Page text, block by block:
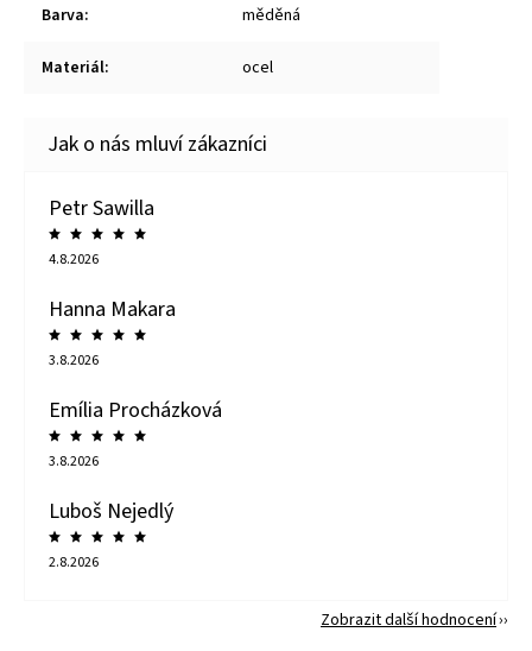
Barva: měděná
Materiál: ocel
Petr Sawilla
4.8.2026
Hanna Makara
3.8.2026
Emília Procházková
3.8.2026
Luboš Nejedlý
2.8.2026
Zobrazit další hodnocení